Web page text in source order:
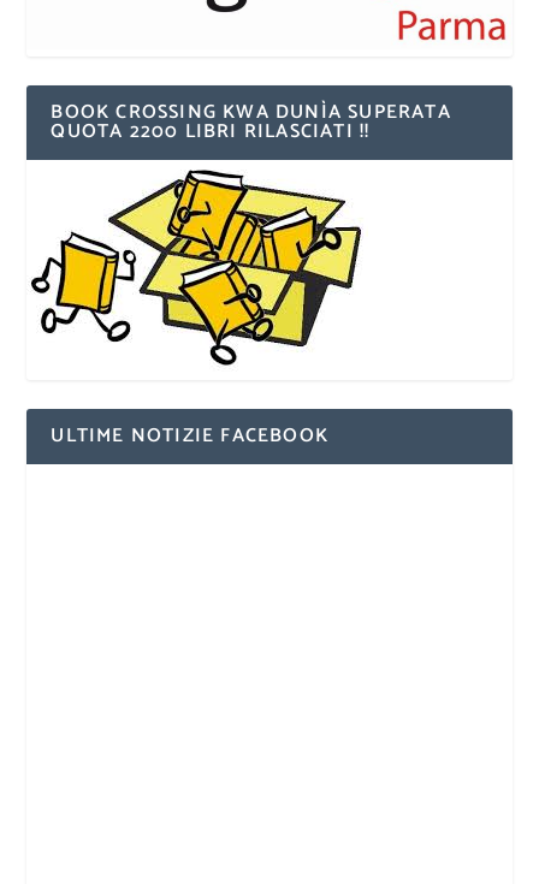
BOOK CROSSING KWA DUNÌA SUPERATA
QUOTA 2200 LIBRI RILASCIATI !!
ULTIME NOTIZIE FACEBOOK